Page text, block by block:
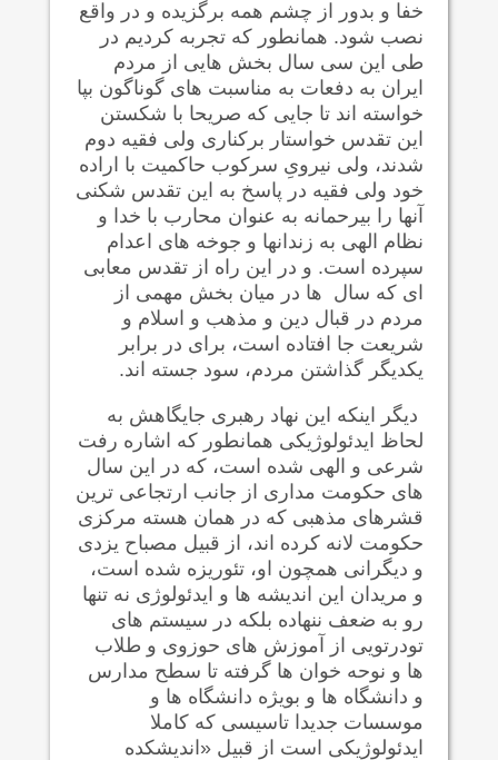
خفا و بدور از چشم همه برگزیده و در واقع
نصب شود. همانطور که تجربه کردیم در
طی این سی سال بخش هایی از مردم
ایران به دفعات به مناسبت های گوناگون بپا
خواسته اند تا جایی که صریحا با شکستن
این تقدس خواستار برکناری ولی فقیه دوم
شدند، ولی نیرویِ سرکوب حاکمیت با اراده
خود ولی فقیه در پاسخ به این تقدس شکنی
آنها را بیرحمانه به عنوان محارب با خدا و
نظام الهی به زندانها و جوخه های اعدام
سپرده است. و در این راه از تقدس معابی
ای که سال ها در میان بخش مهمی از
مردم در قبال دین و مذهب و اسلام و
شریعت جا افتاده است، برای در برابر
یکدیگر گذاشتن مردم، سود جسته اند.
دیگر اینکه این نهاد رهبری جایگاهش به
لحاظ ایدئولوژیکی همانطور که اشاره رفت
شرعی و الهی شده است، که در این سال
های حکومت مداری از جانب ارتجاعی ترین
قشرهای مذهبی که در همان هسته مرکزی
حکومت لانه کرده اند، از قبیل مصباح یزدی
و دیگرانی همچون او، تئوریزه شده است،
و مریدان این اندیشه ها و ایدئولوژی نه تنها
رو به ضعف ننهاده بلکه در سیستم های
تودرتویی از آموزش های حوزوی و طلاب
ها و نوحه خوان ها گرفته تا سطح مدارس
و دانشگاه ها و بویژه دانشگاه ها و
موسسات جدیدا تاسیسی که کاملا
ایدئولوژیکی است از قبیل «اندیشکده